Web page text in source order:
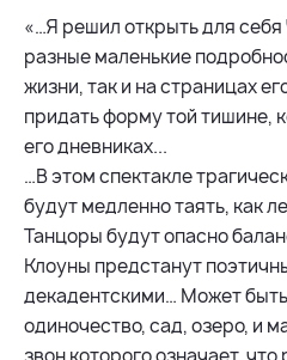
«…Я решил открыть для
разные маленькие
жизни, так и на страницах
придать форму той тишине,
его дневниках...
…В этом спектакле
будут медленно таять, как
Танцоры будут опасно
Клоуны предстанут
декадентскими… Может
одиночество, сад, озеро, и